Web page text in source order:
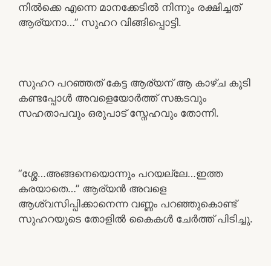
നിൽക്കെ എന്നെ മാനക്കേടിൽ നിന്നും രക്ഷിച്ചത്
ആര്യനാ…” സുഹറ വിങ്ങിപ്പൊട്ടി.
സുഹറ പറഞ്ഞത് കേട്ട ആര്യന് ആ കാഴ്ച കൂടി
കണ്ടപ്പോൾ അവളെയോർത്ത് സങ്കടവും
സഹതാപവും ഒരുപാട് സ്നേഹവും തോന്നി.
“ശ്ശേ…അങ്ങനെയൊന്നും പറയല്ലേ…ഇത്ത
കരയാതെ…” ആര്യൻ അവളെ
ആശ്വസിപ്പിക്കാനെന്ന വണ്ണം പറഞ്ഞുകൊണ്ട്
സുഹറയുടെ തോളിൽ കൈകൾ ചേർത്ത് പിടിച്ചു.